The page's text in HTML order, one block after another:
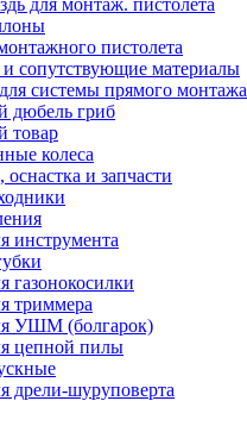
для монтаж. пистолета
пистолета
сопутствующие материалы
системы прямого монтажа
дюбель гриб
товар
колеса
и запчасти
инструмента
газонокосилки
триммера
УШМ (болгарок)
цепной пилы
дрели-шуруповерта